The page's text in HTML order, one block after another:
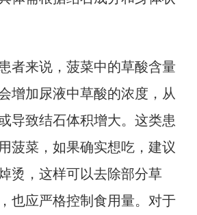
者来说，菠菜中的草酸含量
增加尿液中草酸的浓度，从
导致结石体积增大。这类患
菠菜，如果确实想吃，建议
烫，这样可以去除部分草
也应严格控制食用量。对于